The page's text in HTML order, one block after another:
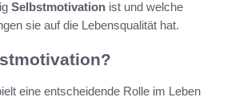
Selbstmotivation ist und welche
sie auf die Lebensqualität hat.
eine entscheidende Rolle im Leben